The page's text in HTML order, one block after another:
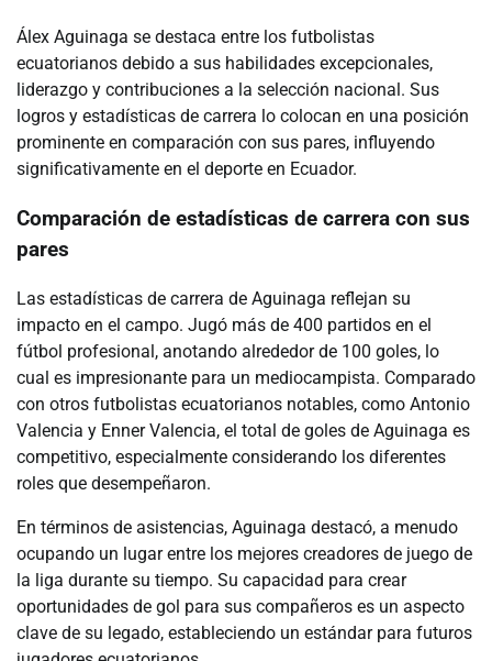
Álex Aguinaga se destaca entre los futbolistas
ecuatorianos debido a sus habilidades excepcionales,
liderazgo y contribuciones a la selección nacional. Sus
logros y estadísticas de carrera lo colocan en una posición
prominente en comparación con sus pares, influyendo
significativamente en el deporte en Ecuador.
Comparación de estadísticas de carrera con sus
pares
Las estadísticas de carrera de Aguinaga reflejan su
impacto en el campo. Jugó más de 400 partidos en el
fútbol profesional, anotando alrededor de 100 goles, lo
cual es impresionante para un mediocampista. Comparado
con otros futbolistas ecuatorianos notables, como Antonio
Valencia y Enner Valencia, el total de goles de Aguinaga es
competitivo, especialmente considerando los diferentes
roles que desempeñaron.
En términos de asistencias, Aguinaga destacó, a menudo
ocupando un lugar entre los mejores creadores de juego de
la liga durante su tiempo. Su capacidad para crear
oportunidades de gol para sus compañeros es un aspecto
clave de su legado, estableciendo un estándar para futuros